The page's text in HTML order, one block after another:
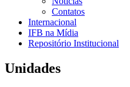
Contatos
Internacional
IFB na Mídia
Repositório Institucional
Unidades